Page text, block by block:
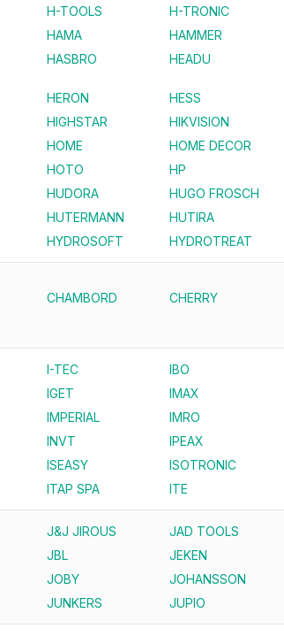
H-TOOLS H-TRONIC
HAMA
HAMMER
HASBRO
HEADU
HERON
HESS
HIGHSTAR
HIKVISION
HOME
HOME DECOR
HOTO
HP
HUDORA
HUGO FROSCH
HUTERMANN
HUTIRA
HYDROSOFT
HYDROTREAT
CHAMBORD CHERRY
I-TEC IBO
IGET
IMAX
IMPERIAL
IMRO
INVT
IPEAX
ISEASY
ISOTRONIC
ITAP SPA
ITE
J&J JIROUS JAD TOOLS
JBL
JEKEN
JOBY
JOHANSSON
JUNKERS
JUPIO